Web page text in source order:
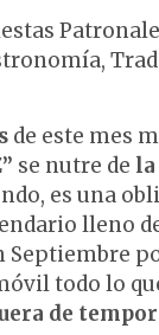
de este mes
se nutre de
es una
lleno
Septiembre
todo lo
de